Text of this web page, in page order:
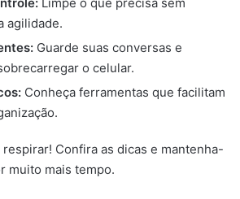
agilidade.
Guarde suas conversas e
o celular.
Conheça ferramentas que facilitam
Confira as dicas e mantenha-
muito mais tempo.